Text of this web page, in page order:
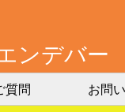
ンデバー
質問 お問